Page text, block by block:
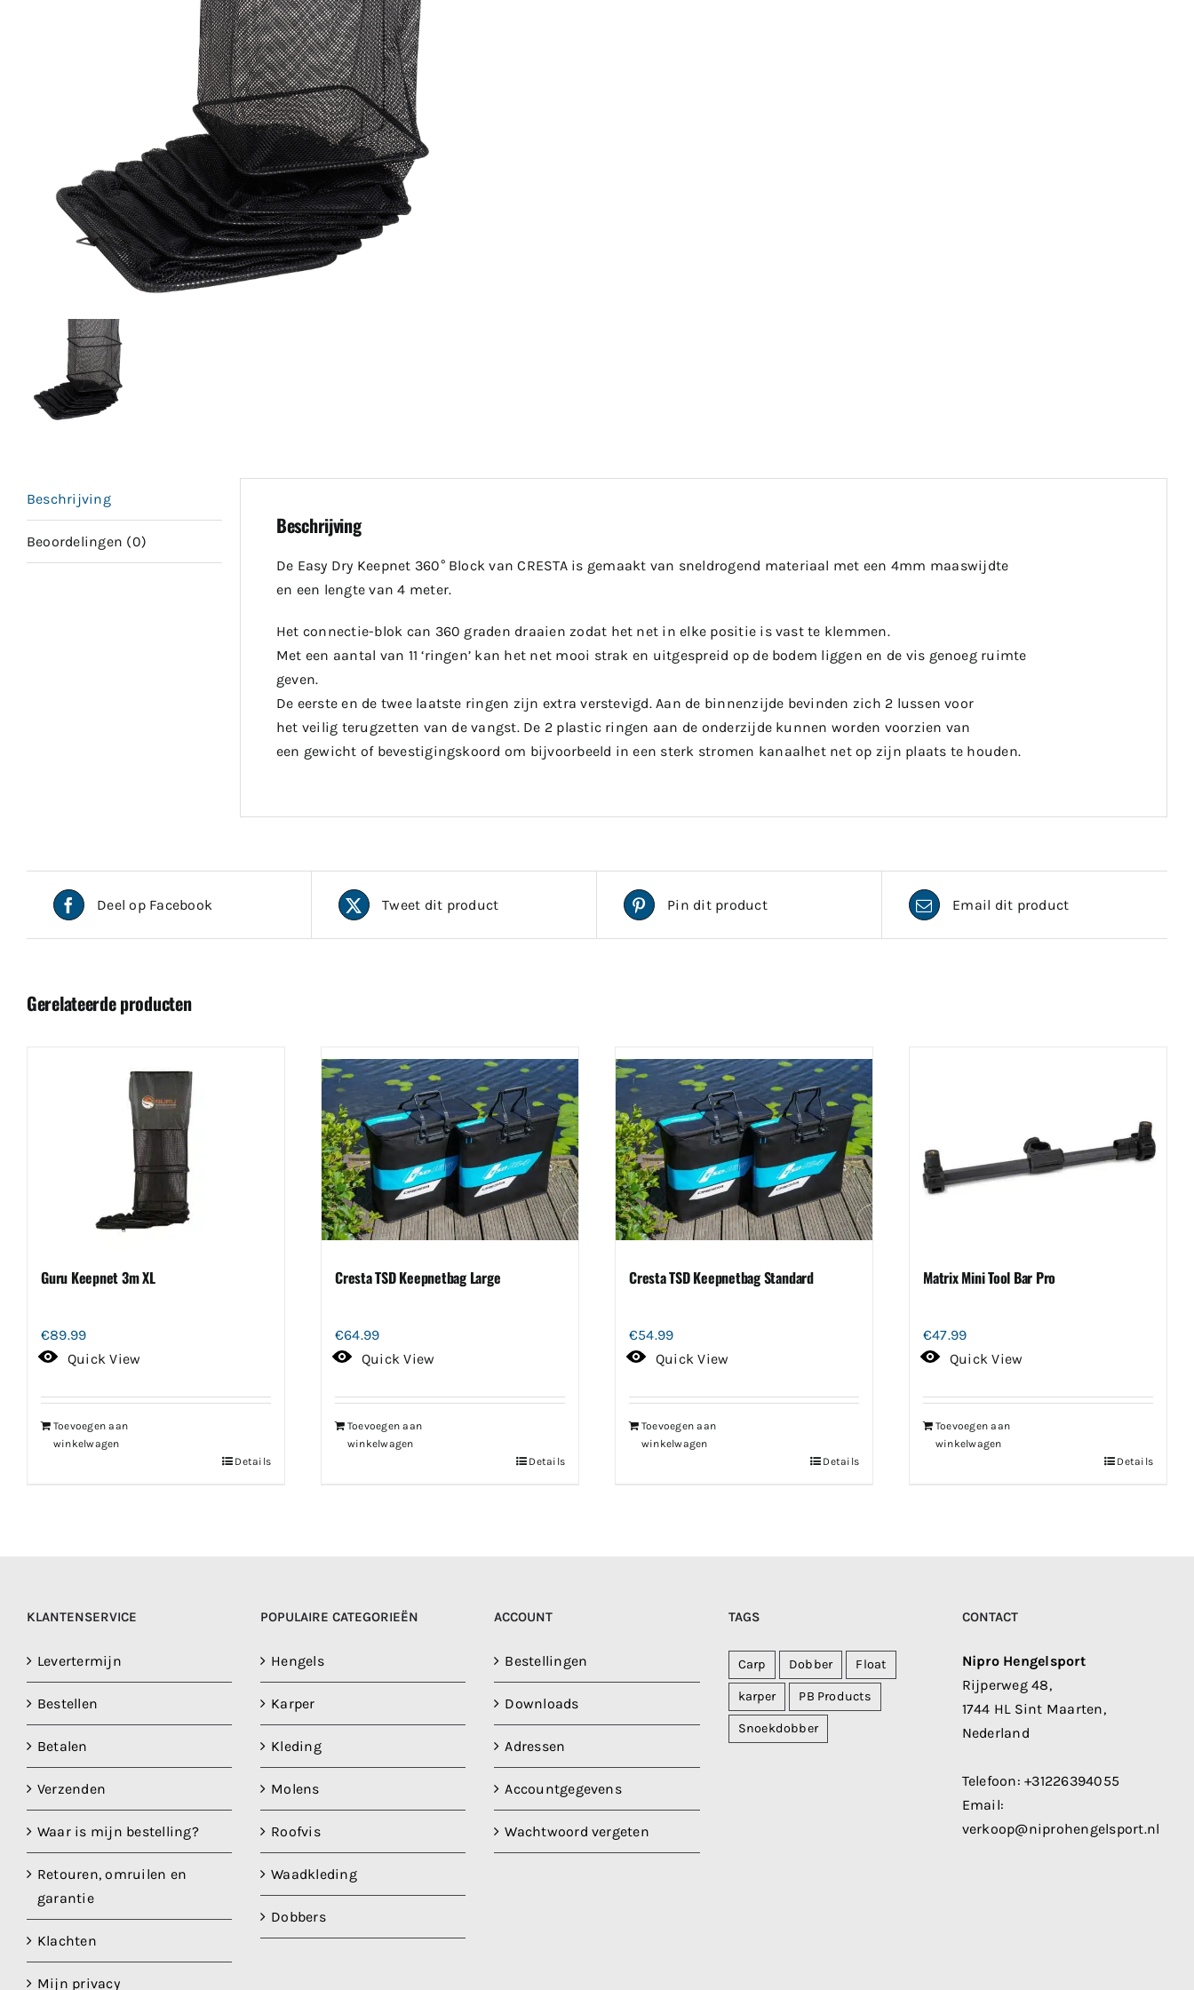
Beschrijving
Beoordelingen (0)
Beschrijving
De Easy Dry Keepnet 360° Block van CRESTA is gemaakt van sneldrogend materiaal met een 4mm maaswijdte
en een lengte van 4 meter.
Het connectie-blok can 360 graden draaien zodat het net in elke positie is vast te klemmen.
Met een aantal van 11 ‘ringen’ kan het net mooi strak en uitgespreid op de bodem liggen en de vis genoeg ruimte
geven.
De eerste en de twee laatste ringen zijn extra verstevigd. Aan de binnenzijde bevinden zich 2 lussen voor
het veilig terugzetten van de vangst. De 2 plastic ringen aan de onderzijde kunnen worden voorzien van
een gewicht of bevestigingskoord om bijvoorbeeld in een sterk stromen kanaalhet net op zijn plaats te houden.
Deel op Facebook Tweet dit product Pin dit product Email dit product
Gerelateerde producten
Guru Keepnet 3m XL
€89.99
Quick View
Toevoegen aan
winkelwagen
Details
Cresta TSD Keepnetbag Large
€64.99
Quick View
Toevoegen aan
winkelwagen
Details
Cresta TSD Keepnetbag Standard
€54.99
Quick View
Toevoegen aan
winkelwagen
Details
Matrix Mini Tool Bar Pro
€47.99
Quick View
Toevoegen aan
winkelwagen
Details
KLANTENSERVICE
Levertermijn
Bestellen
Betalen
Verzenden
Waar is mijn bestelling?
Retouren, omruilen en
garantie
Klachten
Mijn privacy
POPULAIRE CATEGORIEËN
Hengels
Karper
Kleding
Molens
Roofvis
Waadkleding
Dobbers
ACCOUNT
Bestellingen
Downloads
Adressen
Accountgegevens
Wachtwoord vergeten
TAGS
Carp Dobber Float
karper PB Products
Snoekdobber
CONTACT
Nipro Hengelsport
Rijperweg 48,
1744 HL Sint Maarten,
Nederland
Telefoon:+31226394055
Email:
verkoop@niprohengelsport.nl